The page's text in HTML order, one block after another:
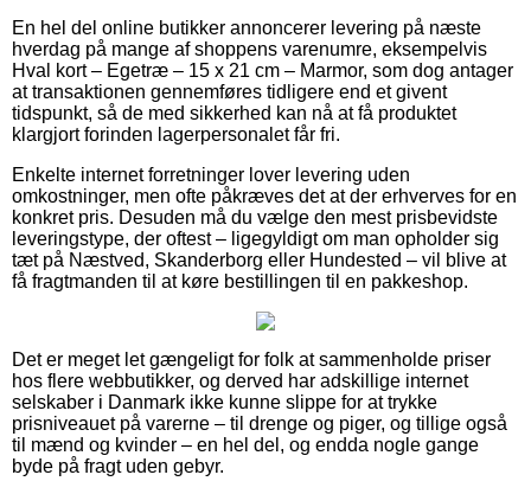
En hel del online butikker annoncerer levering på næste
hverdag på mange af shoppens varenumre, eksempelvis
Hval kort – Egetræ – 15 x 21 cm – Marmor, som dog antager
at transaktionen gennemføres tidligere end et givent
tidspunkt, så de med sikkerhed kan nå at få produktet
klargjort forinden lagerpersonalet får fri.
Enkelte internet forretninger lover levering uden
omkostninger, men ofte påkræves det at der erhverves for en
konkret pris. Desuden må du vælge den mest prisbevidste
leveringstype, der oftest – ligegyldigt om man opholder sig
tæt på Næstved, Skanderborg eller Hundested – vil blive at
få fragtmanden til at køre bestillingen til en pakkeshop.
Det er meget let gængeligt for folk at sammenholde priser
hos flere webbutikker, og derved har adskillige internet
selskaber i Danmark ikke kunne slippe for at trykke
prisniveauet på varerne – til drenge og piger, og tillige også
til mænd og kvinder – en hel del, og endda nogle gange
byde på fragt uden gebyr.